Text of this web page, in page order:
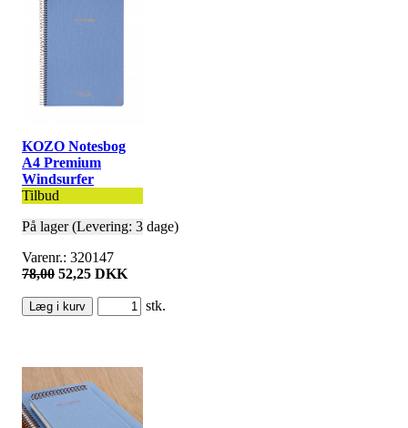
KOZO Notesbog
A4 Premium
Windsurfer
Tilbud
På lager (Levering: 3 dage)
Varenr.: 320147
78,00 52,25 DKK
stk.